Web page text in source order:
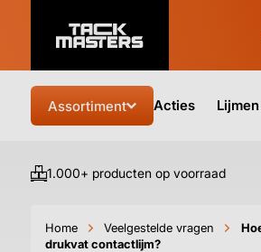
Assortiment Acties
1.000+ producten op voorraad
Home Veelgestelde vragen
drukvat contactlijm?